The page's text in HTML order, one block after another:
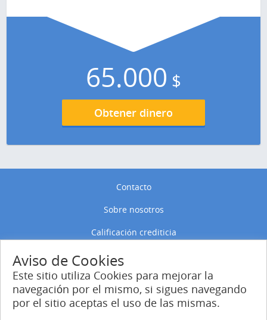
65.000 $
Obtener dinero
Contacto
Sobre nosotros
Calificación crediticia
Política de privacidad
Política de Cookies
Entrar
Aviso de Cookies
Este sitio utiliza Cookies para mejorar la
navegación por el mismo, si sigues navegando
por el sitio aceptas el uso de las mismas.